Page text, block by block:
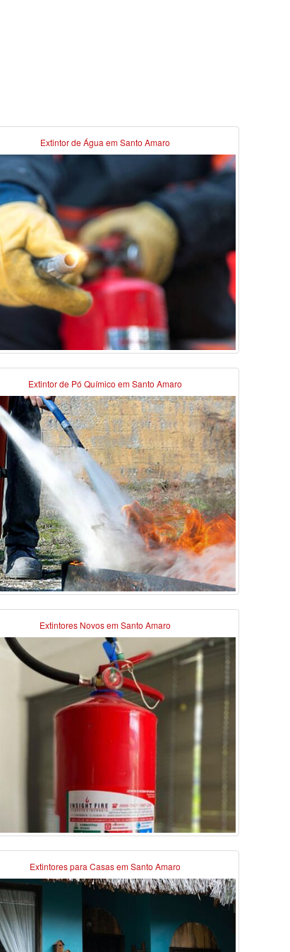
Extintor de Água em Santo Amaro
Extintor de Pó Químico em Santo Amaro
Extintores Novos em Santo Amaro
Extintores para Casas em Santo Amaro